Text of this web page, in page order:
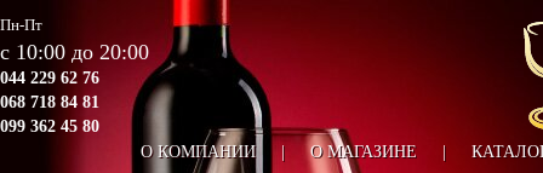
Пн-Пт
с 10:00 до 20:00
044 229 62 76
068 718 84 81
099 362 45 80
О КОМПАНИИ
| О МАГАЗИНЕ |